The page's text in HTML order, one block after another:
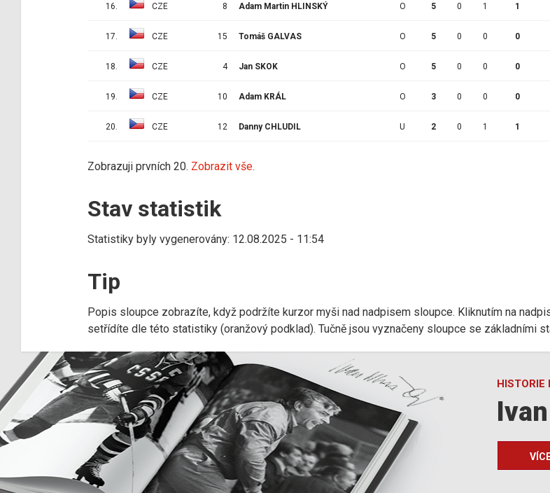
16. CZE 8 Adam Martin HLINSKÝ O 5 0 1 1
17. CZE 15 Tomáš GALVAS O 5 0 0 0
18. CZE 4 Jan SKOK O 5 0 0 0
19. CZE 10 Adam KRÁL O 3 0 0 0
20. CZE 12 Danny CHLUDIL U 2 0 1 1
Zobrazuji prvních 20. Zobrazit vše.
Stav statistik
Statistiky byly vygenerovány: 12.08.2025 - 11:54
Tip
Popis sloupce zobrazíte, když podržíte kurzor myši nad nadpisem sloupce. Kliknutím na
setřídíte dle této statistiky (oranžový podklad). Tučně jsou vyznačeny sloupce se základními
HISTORIE